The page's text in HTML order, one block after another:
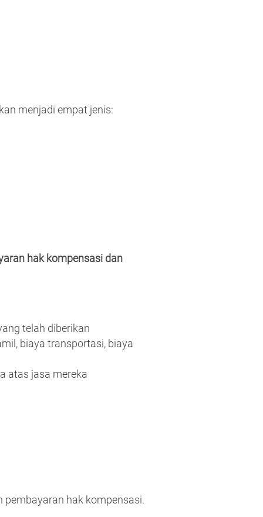
menjadi empat jenis:
hak kompensasi dan
telah diberikan
biaya transportasi, biaya
atas jasa mereka
pembayaran hak kompensasi.